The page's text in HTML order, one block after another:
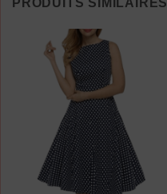
PRODUITS SIMILAIRES